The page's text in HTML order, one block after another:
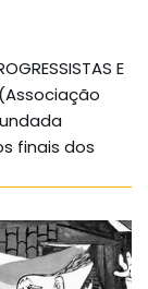
E
(Associação
finais dos